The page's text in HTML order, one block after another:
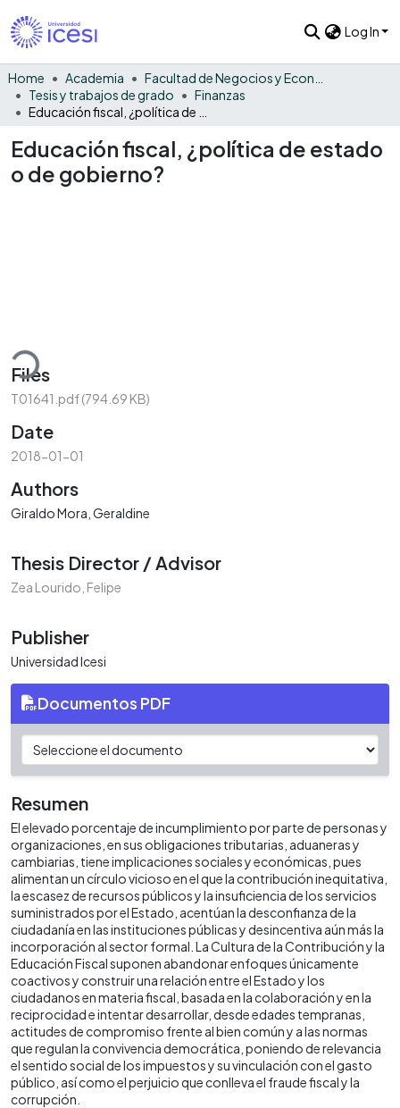
Log In
Home Academia
Tesis y trabajos de grado
Finanzas
Educación fiscal, ¿política de estado
o de gobierno?
Files
T01641.pdf(794.69 KB)
Date
2018-01-01
Authors
Giraldo Mora, Geraldine
Thesis Director / Advisor
Zea Lourido, Felipe
Publisher
Universidad Icesi
Documentos PDF
Resumen
El elevado porcentaje de incumplimiento por parte de personas y
organizaciones, en sus obligaciones tributarias, aduaneras y
cambiarias, tiene implicaciones sociales y económicas, pues
alimentan un círculo vicioso en el que la contribución inequitativa,
la escasez de recursos públicos y la insuficiencia de los servicios
suministrados por el Estado, acentúan la desconfianza de la
ciudadanía en las instituciones públicas y desincentiva aún más la
incorporación al sector formal. La Cultura de la Contribución y la
Educación Fiscal suponen abandonar enfoques únicamente
coactivos y construir una relación entre el Estado y los
ciudadanos en materia fiscal, basada en la colaboración y en la
reciprocidad e intentar desarrollar, desde edades tempranas,
actitudes de compromiso frente al bien común y a las normas
que regulan la convivencia democrática, poniendo de relevancia
el sentido social de los impuestos y su vinculación con el gasto
público, así como el perjuicio que conlleva el fraude fiscal y la
corrupción.